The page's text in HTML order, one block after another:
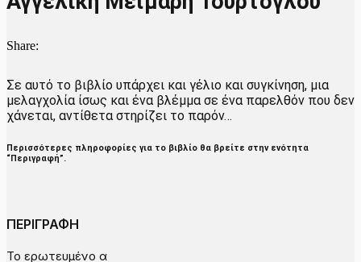
Share:
Σε αυτό το βιβλίο υπάρχει και γέλιο και συγκίνηση, μια
μελαγχολία ίσως και ένα βλέμμα σε ένα παρελθόν που δεν
χάνεται, αντίθετα στηρίζει το παρόν…
Περισσότερες πληροφορίες για το βιβλίο θα βρείτε στην ενότητα
“Περιγραφή”.
ΠΕΡΙΓΡΑΦΗ
Το ερωτευμένο α